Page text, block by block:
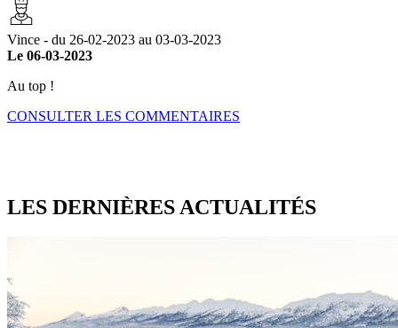
Vince - du 26-02-2023 au 03-03-2023
Le 06-03-2023
Au top !
CONSULTER LES COMMENTAIRES
LES DERNIÈRES ACTUALITÉS